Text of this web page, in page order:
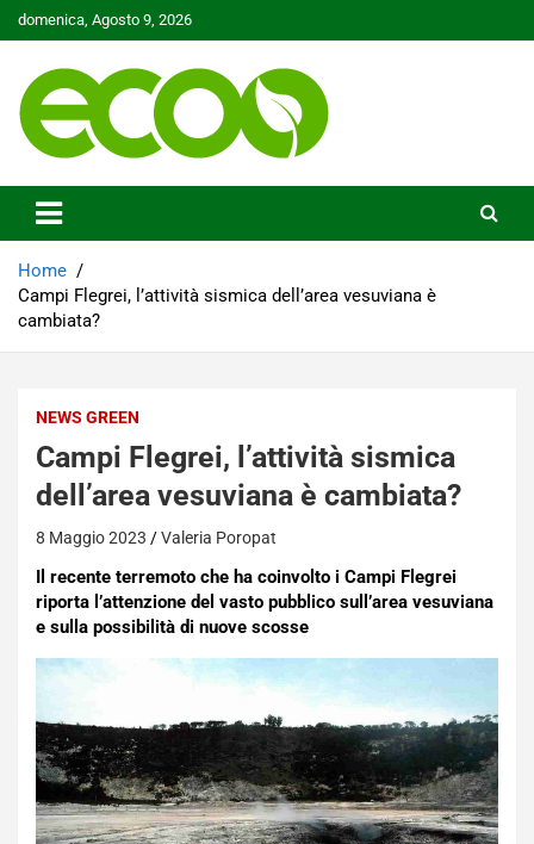
Skip
to
domenica, Agosto 9, 2026
Ecoo.it
Home
Campi Flegrei, l’attività sismica dell’area vesuviana è
cambiata?
NEWS GREEN
Campi Flegrei, l’attività sismica
dell’area vesuviana è cambiata?
8 Maggio 2023 Valeria Poropat
Il recente terremoto che ha coinvolto i Campi Flegrei
riporta l’attenzione del vasto pubblico sull’area vesuviana
e sulla possibilità di nuove scosse